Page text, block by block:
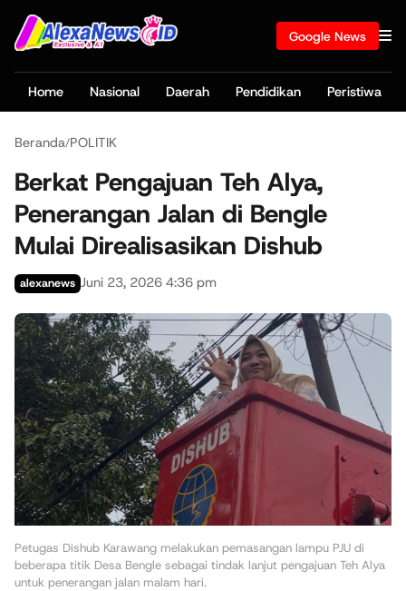
Google News
Home Nasional Daerah Pendidikan Peristiwa
Beranda/POLITIK
Berkat Pengajuan Teh Alya,
Penerangan Jalan di Bengle
Mulai Direalisasikan Dishub
alexanews Juni 23, 2026 4:36 pm
Petugas Dishub Karawang melakukan pemasangan lampu PJU di
beberapa titik Desa Bengle sebagai tindak lanjut pengajuan Teh Alya
untuk penerangan jalan malam hari.